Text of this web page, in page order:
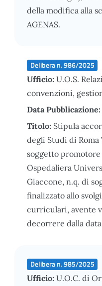
della modifica alla
AGENAS.
Delibera n. 986/2025
Ufficio: U.O.S.
convenzioni,
Data Pubblicazione:
Titolo: Stipula
degli Studi di Roma
soggetto promotore
Ospedaliera
Giaccone, n.q. di
finalizzato allo
curriculari, avente
decorrere dalla
Delibera n. 985/2025
Ufficio: U.O.C. di